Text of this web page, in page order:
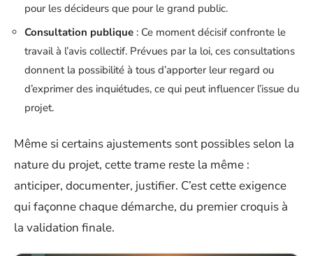
pour les décideurs que pour le grand public.
Consultation publique : Ce moment décisif confronte le
travail à l’avis collectif. Prévues par la loi, ces consultations
donnent la possibilité à tous d’apporter leur regard ou
d’exprimer des inquiétudes, ce qui peut influencer l’issue du
projet.
Même si certains ajustements sont possibles selon la
nature du projet, cette trame reste la même :
anticiper, documenter, justifier. C’est cette exigence
qui façonne chaque démarche, du premier croquis à
la validation finale.